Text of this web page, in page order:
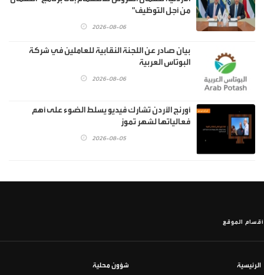
من أجل التوظيف"
2026-08-06
بيان صادر عن اللجنة النقابية للعاملين في شركة
البوتاس العربية
2026-08-06
أورنج الأردن تشارك فيديو يسلط الضوء على أهم
فعالياتها لشهر تموز
2026-08-05
أقسام الموقع
الرئيسية شؤون محلية